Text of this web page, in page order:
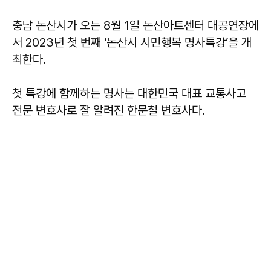
충남 논산시가 오는 8월 1일 논산아트센터 대공연장에
서 2023년 첫 번째 ‘논산시 시민행복 명사특강’을 개
최한다.
첫 특강에 함께하는 명사는 대한민국 대표 교통사고
전문 변호사로 잘 알려진 한문철 변호사다.